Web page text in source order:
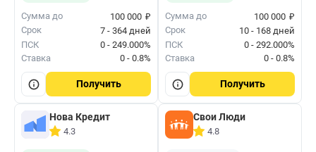
Сумма до 100 000 ₽
Срок
7 - 364 дней
ПСК
0 - 249.000%
Ставка
0 - 0.8%
Получить
Сумма до 100 000 ₽
Срок
10 - 168 дней
ПСК
0 - 292.000%
Ставка
0 - 0.8%
Получить
Нова Кредит
4.3
Свои Люди
4.8